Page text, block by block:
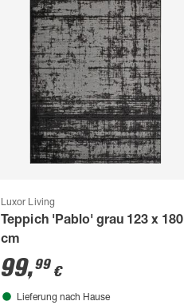
Luxor Living
Teppich 'Pablo' grau 123 x 180
cm
99,99 €
Lieferung nach Hause